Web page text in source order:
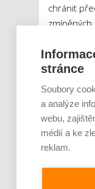
chránit
účinků
pohybu na
vzduchu i
a zeleniny.
tedy i v
můžete
doplňky
stránce
Soubory
a analýze
webu,
médií a ke
reklam.